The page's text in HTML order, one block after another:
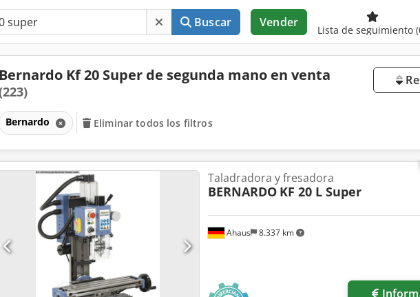
Buscar Vender
Lista de seguimiento
Bernardo Kf 20 Super de segunda mano en venta
Bernardo Eliminar todos los filtros
Ahaus 8.337 km
Taladradora y fresadora
BERNARDO KF 20 L Super